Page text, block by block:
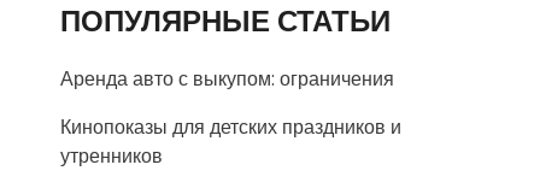
ПОПУЛЯРНЫЕ СТАТЬИ
Аренда авто с выкупом: ограничения
Кинопоказы для детских праздников и
утренников